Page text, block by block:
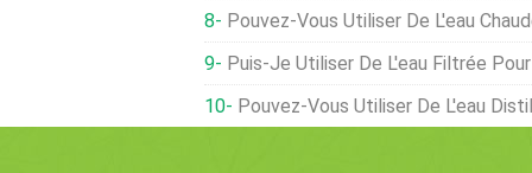
Pouvez-Vous Utiliser De L'eau Chaude
Puis-Je Utiliser De L'eau Filtrée Pour
Pouvez-Vous Utiliser De L'eau Distillée Dans Un